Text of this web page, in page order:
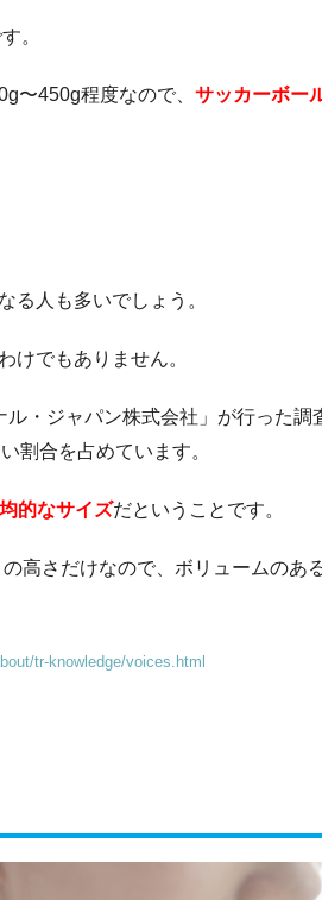
。
〜450g程度なので、 サッカーボー
る人も多いでしょう。
けでもありません。
・ジャパン株式会社」が行った
割合を占めています。
的なサイズだということです。
高さだけなので、ボリュームのあ
tr-knowledge/voices.html